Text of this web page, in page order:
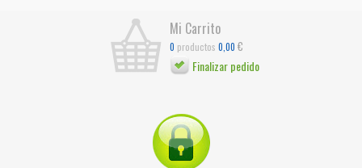
Mi Carrito
0 productos 0,00 €
Finalizar pedido